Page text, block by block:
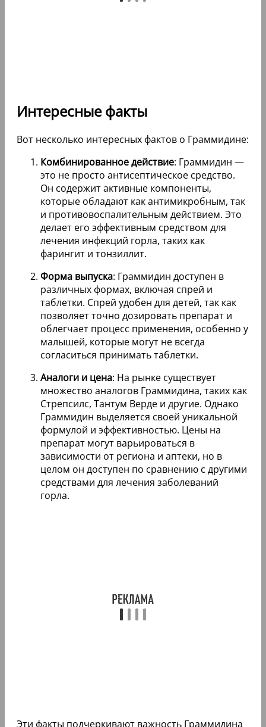
Интересные факты
Вот несколько интересных фактов о Граммидине:
Комбинированное действие: Граммидин —
это не просто антисептическое средство.
Он содержит активные компоненты,
которые обладают как антимикробным, так
и противовоспалительным действием. Это
делает его эффективным средством для
лечения инфекций горла, таких как
фарингит и тонзиллит.
Форма выпуска: Граммидин доступен в
различных формах, включая спрей и
таблетки. Спрей удобен для детей, так как
позволяет точно дозировать препарат и
облегчает процесс применения, особенно у
малышей, которые могут не всегда
согласиться принимать таблетки.
Аналоги и цена: На рынке существует
множество аналогов Граммидина, таких как
Стрепсилс, Тантум Верде и другие. Однако
Граммидин выделяется своей уникальной
формулой и эффективностью. Цены на
препарат могут варьироваться в
зависимости от региона и аптеки, но в
целом он доступен по сравнению с другими
средствами для лечения заболеваний
горла.
Эти факты подчеркивают важность Граммидина